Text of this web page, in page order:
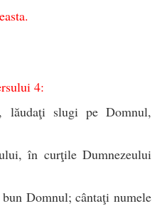
4:
lăudaţi slugi pe Domnul,
în curţile Dumnezeului
Domnul; cântaţi numele